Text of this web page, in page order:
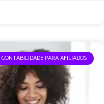
CONTABILIDADE PARA AFILIADOS